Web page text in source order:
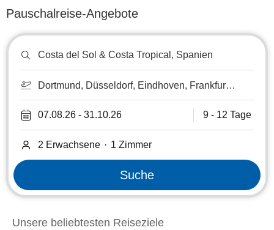
Pauschalreise-Angebote
oder
Dortmund, Düsseldorf, Eindhoven, Frankfurt
Luxemburg, Lüttich, Maastricht, Münster-
Osnabrück, Paderborn, Saarbrücken,
Strasbourg, Weeze/Niederrhein
07.08.26 - 31.10.26 9 - 12 Tage
2 Erwachsene · 1 Zimmer
Suche
Unsere beliebtesten Reiseziele